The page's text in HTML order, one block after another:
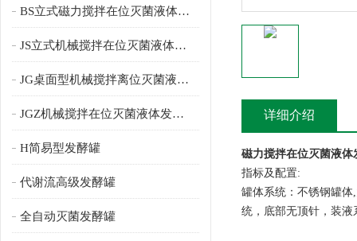
BS立式磁力搅拌在位灭菌液体发酵罐
JS立式机械搅拌在位灭菌液体发酵罐
JG桌面型机械搅拌离位灭菌液体发酵罐
JGZ机械搅拌在位灭菌液体发酵罐
H简易型发酵罐
代谢流高级发酵罐
全自动灭菌发酵罐
详细介绍
磁力搅拌在位灭菌液体
指标及配置:
罐体系统：不锈钢罐
统，底部无顶针，装